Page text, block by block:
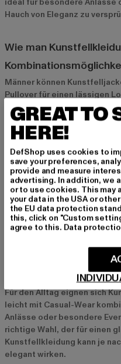
ideal für besondere Anlässe
Hauch von Eleganz zu
Wie man
Männer können
Pullover für einen lässigen
eleganteren Stil eignen sich
mit Anzughosen und einem
Stiefel runden den Look ab.
Frauen haben zahlreiche
stylen. Eine Kunstfellweste
Stiefeln sorgt für einen
Kunstfellmäntel passen
Heels, während
Tipps für
Für den Alltag eignen sich
leicht mit Casual-Wear
Anlässe oder besondere
richtige Wahl, der für einen
Kunstfellkleidung kann je
elegant wirken.
GREAT TO
HERE!
DefShop uses cookies to
save your preferences,
provide and measure
advertising. In addition, we
or to use cookies. This
your data in the USA or
the EU data protection
this, click on "Custom
agree to this. Data